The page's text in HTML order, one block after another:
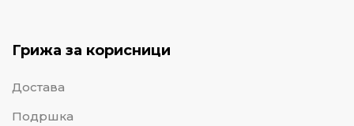
Грижа за корисници
Достава
Подршка